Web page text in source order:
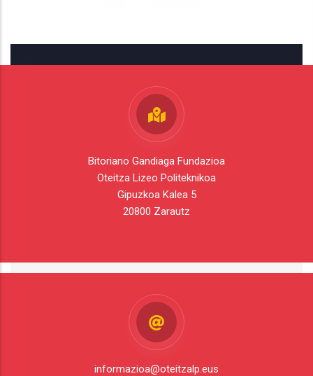
Bitoriano Gandiaga Fundazioa
Oteitza Lizeo Politeknikoa
Gipuzkoa Kalea 5
20800 Zarautz
informazioa@oteitzalp.eus